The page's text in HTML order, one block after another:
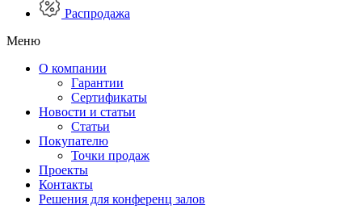
Распродажа
Меню
О компании
Гарантии
Сертификаты
Новости и статьи
Статьи
Покупателю
Точки продаж
Проекты
Контакты
Решения для конференц залов